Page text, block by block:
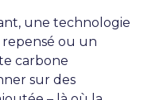
une technologie
ou un
carbone
sur des